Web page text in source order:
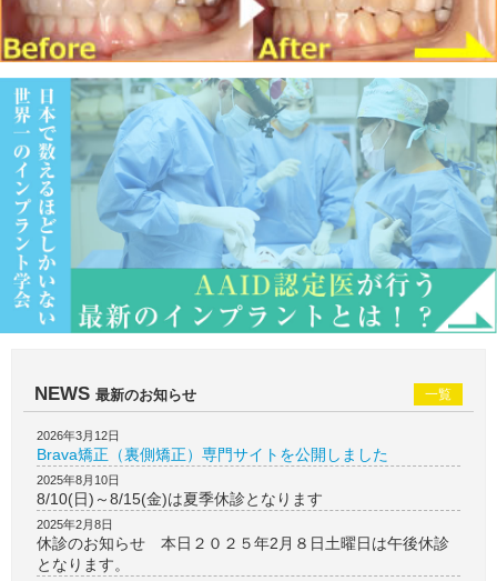
NEWS 最新のお知らせ 一覧
2026年3月12日
Brava矯正（裏側矯正）専門サイトを公開しました
2025年8月10日
8/10(日)～8/15(金)は夏季休診となります
2025年2月8日
休診のお知らせ 本日２０２５年2月８日土曜日は午後休診
となります。